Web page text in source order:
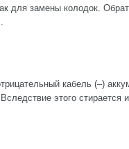
для замены колодок.
кабель (–)
этого стирается